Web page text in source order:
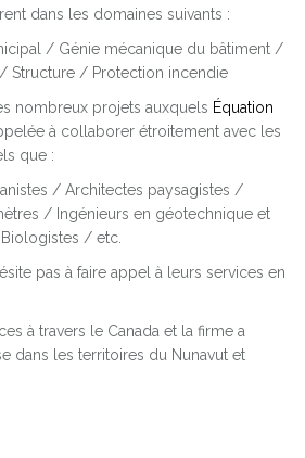
dans les domaines suivants :
/ Génie mécanique du bâtiment /
Structure / Protection incendie
nombreux projets auxquels Équation
à collaborer étroitement avec les
que :
/ Architectes paysagistes /
/ Ingénieurs en géotechnique et
/ etc.
pas à faire appel à leurs services en
à travers le Canada et la firme a
dans les territoires du Nunavut et